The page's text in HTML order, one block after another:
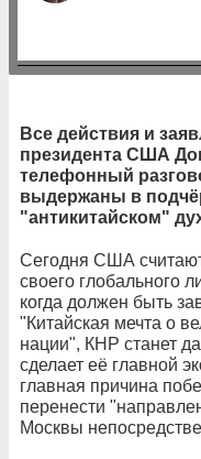
Все действия и
президента США
телефонный
выдержаны в
"антикитайском"
Сегодня США
своего глобального
когда должен быть
"Китайская мечта о
нации", КНР станет
сделает её главной
главная причина
перенести
Москвы